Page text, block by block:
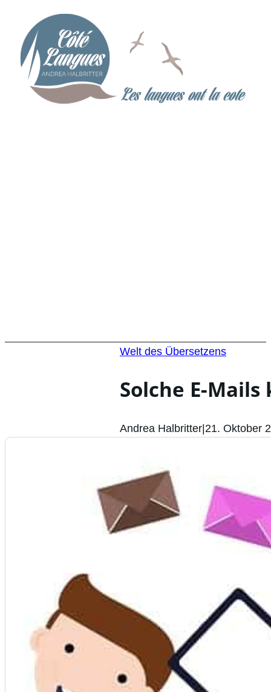
Welt des Übersetzens
Solche E-
Andrea Halbritter|21. Oktober